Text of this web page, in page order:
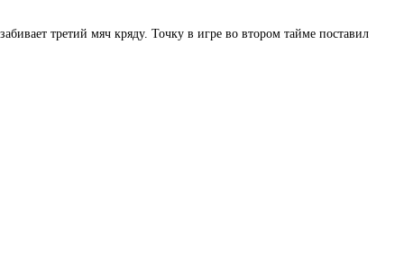
третий мяч кряду. Точку в игре во втором тайме поставил